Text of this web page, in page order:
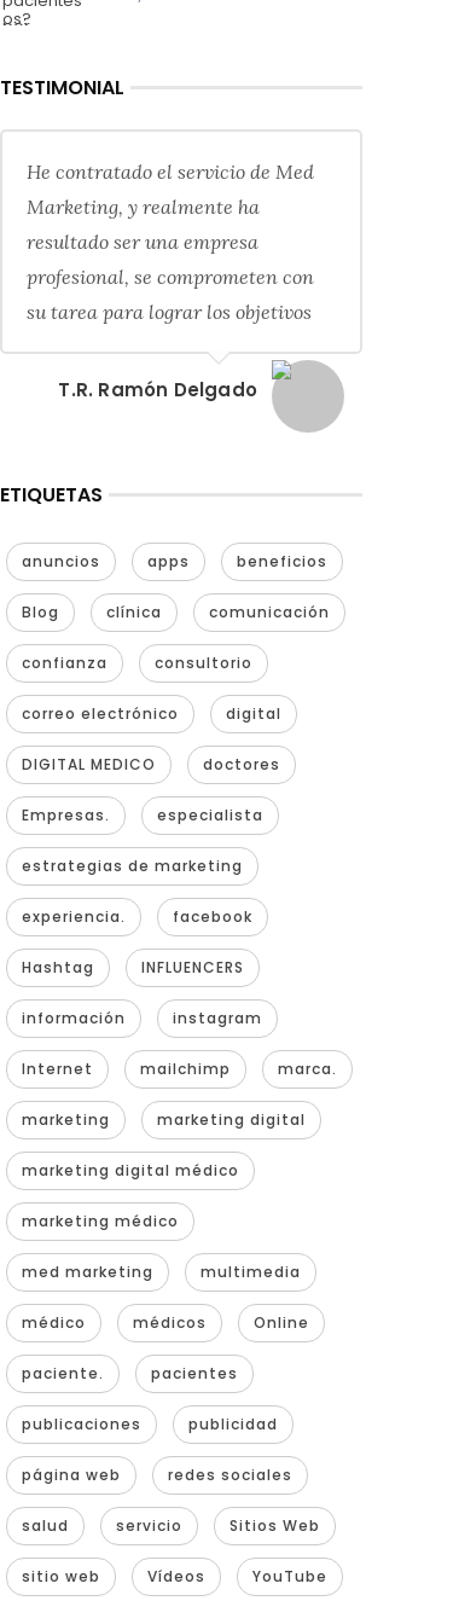
TESTIMONIAL
He contratado el servicio de Med
Marketing, y realmente ha
resultado ser una empresa
profesional, se comprometen con
su tarea para lograr los objetivos
T.R. Ramón Delgado
ETIQUETAS
anuncios apps beneficios
Blog clínica comunicación
confianza consultorio
correo electrónico digital
DIGITAL MEDICO doctores
Empresas. especialista
estrategias de marketing
experiencia. facebook
Hashtag INFLUENCERS
información instagram
Internet mailchimp marca.
marketing marketing digital
marketing digital médico
marketing médico
med marketing multimedia
médico médicos Online
paciente. pacientes
publicaciones publicidad
página web redes sociales
salud servicio Sitios Web
sitio web Vídeos YouTube